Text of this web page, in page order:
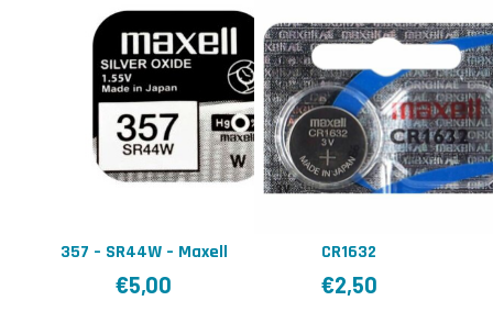
357 – SR44W – Maxell
€5,00
CR1632
€2,50